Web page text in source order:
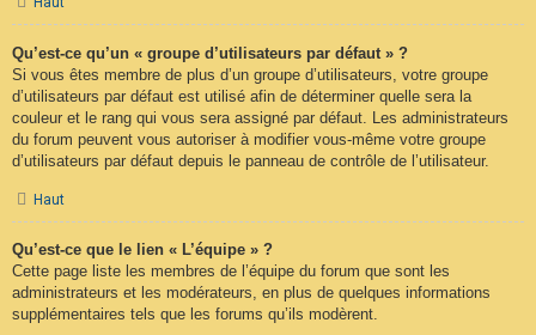
Qu’est-ce qu’un « groupe d’utilisateurs par défaut » ?
Si vous êtes membre de plus d’un groupe d’utilisateurs, votre groupe
d’utilisateurs par défaut est utilisé afin de déterminer quelle sera la
couleur et le rang qui vous sera assigné par défaut. Les administrateurs
du forum peuvent vous autoriser à modifier vous-même votre groupe
d’utilisateurs par défaut depuis le panneau de contrôle de l’utilisateur.
Haut
Qu’est-ce que le lien « L’équipe » ?
Cette page liste les membres de l’équipe du forum que sont les
administrateurs et les modérateurs, en plus de quelques informations
supplémentaires tels que les forums qu’ils modèrent.